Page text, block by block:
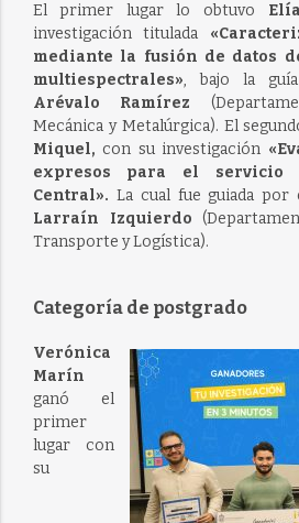
El primer lugar lo obtuvo
investigación titulada
mediante la fusión de datos
multiespectrales», bajo la
Arévalo Ramírez
Mecánica y Metalúrgica). El
Miquel, con su investigación
expresos para el servicio
Central». La cual fue guiada
Larraín Izquierdo
Transporte y Logística).
Categoría de postgrado
Verónica
Marín
ganó el
primer
lugar con
su